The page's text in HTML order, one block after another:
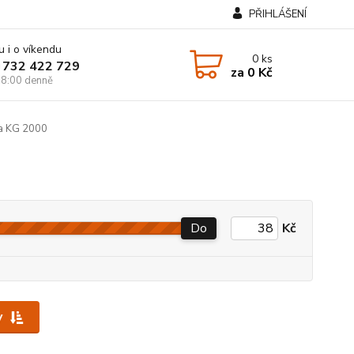
PŘIHLÁŠENÍ
i o víkendu
422 729
denně
0ks
za 0 Kč
KG 2000
Do Kč